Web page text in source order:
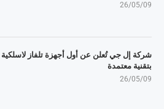
26/05/09
شركة إل جي تُعلن عن أول أجهزة تلفاز لاسلكية
بتقنية معتمدة
26/05/09